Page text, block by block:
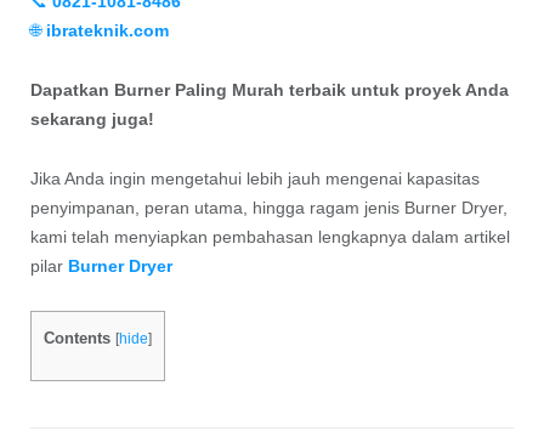
🌐 ibrateknik.com
Dapatkan Burner Paling Murah terbaik untuk proyek Anda
sekarang juga!
Jika Anda ingin mengetahui lebih jauh mengenai kapasitas
penyimpanan, peran utama, hingga ragam jenis Burner Dryer,
kami telah menyiapkan pembahasan lengkapnya dalam artikel
pilar Burner Dryer
Contents [hide]